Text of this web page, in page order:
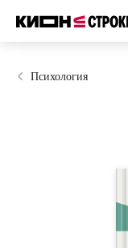
Психология